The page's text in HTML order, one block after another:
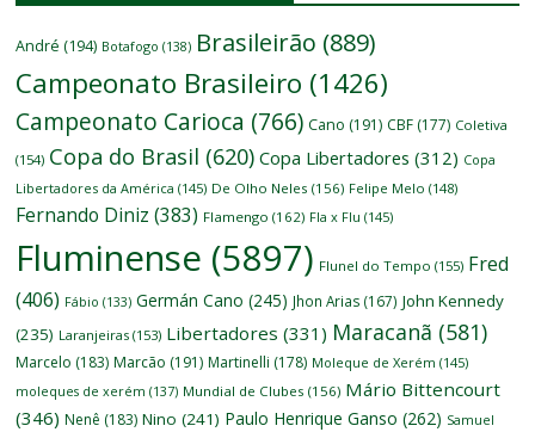
André (194) Botafogo (138) Brasileirão (889)
Campeonato Brasileiro (1426)
Campeonato Carioca (766) Cano (191) CBF (177) Coletiva
(154) Copa do Brasil (620) Copa Libertadores (312) Copa
Libertadores da América (145) De Olho Neles (156) Felipe Melo (148)
Fernando Diniz (383) Flamengo (162) Fla x Flu (145)
Fluminense (5897) Flunel do Tempo (155) Fred
(406) Fábio (133) Germán Cano (245) Jhon Arias (167) John Kennedy
(235) Laranjeiras (153) Libertadores (331) Maracanã (581)
Marcelo (183) Marcão (191) Martinelli (178) Moleque de Xerém (145)
moleques de xerém (137) Mundial de Clubes (156) Mário Bittencourt
(346) Nenê (183) Nino (241) Paulo Henrique Ganso (262) Samuel